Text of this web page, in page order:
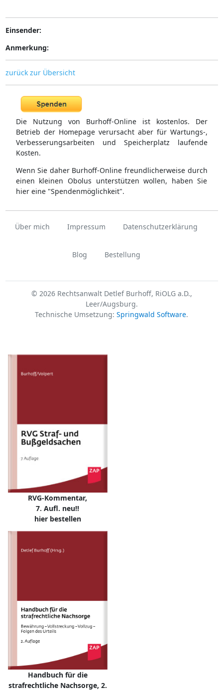
Einsender:
Anmerkung:
zurück zur Übersicht
Die Nutzung von Burhoff-Online ist kostenlos. Der
Betrieb der Homepage verursacht aber für Wartungs-,
Verbesserungsarbeiten und Speicherplatz laufende
Kosten.
Wenn Sie daher Burhoff-Online freundlicherweise durch
einen kleinen Obolus unterstützen wollen, haben Sie
hier eine "Spendenmöglichkeit".
Über mich Impressum Datenschutzerklärung
Blog Bestellung
© 2026 Rechtsanwalt Detlef Burhoff, RiOLG a.D.,
Leer/Augsburg.
Technische Umsetzung: Springwald Software.
RVG-Kommentar,
7. Aufl. neu!!
hier bestellen
Handbuch für die
strafrechtliche Nachsorge, 2.